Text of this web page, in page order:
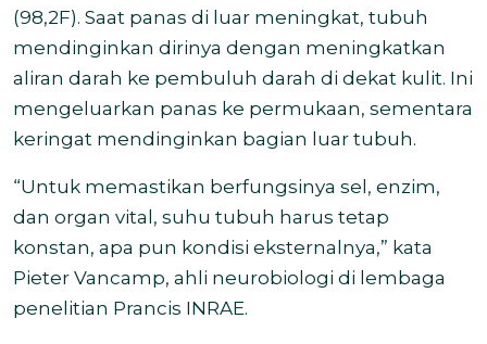
(98,2F). Saat panas di luar meningkat, tubuh
mendinginkan dirinya dengan meningkatkan
aliran darah ke pembuluh darah di dekat kulit. Ini
mengeluarkan panas ke permukaan, sementara
keringat mendinginkan bagian luar tubuh.
“Untuk memastikan berfungsinya sel, enzim,
dan organ vital, suhu tubuh harus tetap
konstan, apa pun kondisi eksternalnya,” kata
Pieter Vancamp, ahli neurobiologi di lembaga
penelitian Prancis INRAE.